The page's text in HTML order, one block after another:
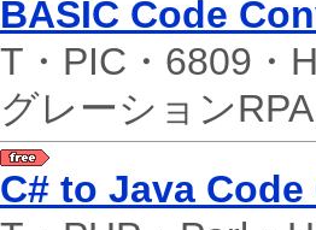
BASIC Code
T・PIC・6809・
グレーションRPA
C# to Java